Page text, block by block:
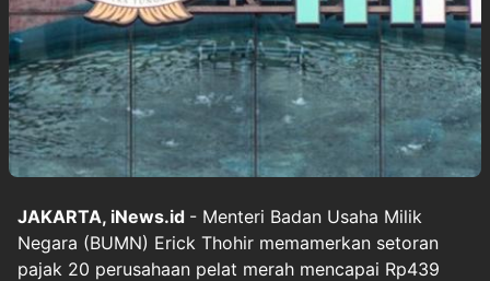
JAKARTA, iNews.id - Menteri Badan Usaha Milik
Negara (BUMN) Erick Thohir memamerkan setoran
pajak 20 perusahaan pelat merah mencapai Rp439